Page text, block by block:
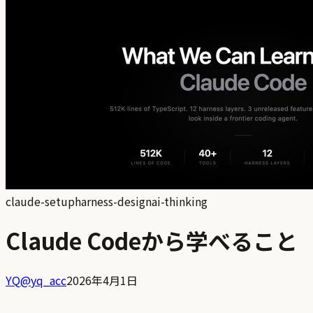
claude-setupharness-designai-thinking
Claude Codeから学べること
YQ@yq_acc2026年4月1日